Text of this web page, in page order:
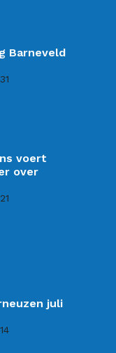
Barneveld
voert
over
juli